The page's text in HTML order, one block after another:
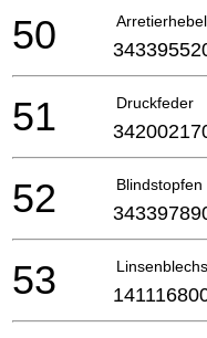
50
Druckfeder
51
Blindstopfen
52
53